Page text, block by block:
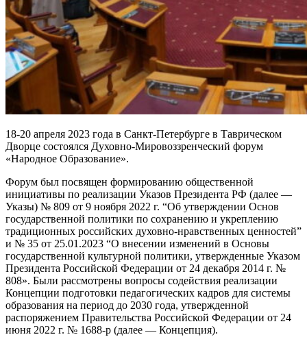
18-20 апреля 2023 года в Санкт-Петербурге в Таврическом
Дворце состоялся Духовно-Мировоззренческий форум
«Народное Образование».
Форум был посвящен формированию общественной
инициативы по реализации Указов Президента РФ (далее —
Указы) № 809 от 9 ноября 2022 г. “Об утверждении Основ
государственной политики по сохранению и укреплению
традиционных российских духовно-нравственных ценностей”
и № 35 от 25.01.2023 “О внесении изменений в Основы
государственной культурной политики, утвержденные Указом
Президента Российской Федерации от 24 декабря 2014 г. №
808». Были рассмотрены вопросы содействия реализации
Концепции подготовки педагогических кадров для системы
образования на период до 2030 года, утвержденной
распоряжением Правительства Российской Федерации от 24
июня 2022 г. № 1688-р (далее — Концепция).